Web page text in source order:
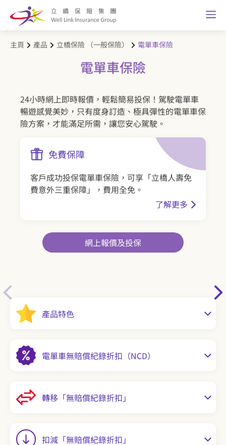
主頁 產品 立橋保險 （一般保險） 電單車保險
電單車保險
24小時網上即時報價，輕鬆簡易投保！駕駛電單車
暢遊感覺美妙，只有度身訂造、極具彈性的電單車保
險方案，才能滿足所需，讓您安心駕駛。
免費保障
客戶成功投保電單車保險，可享「立橋人壽免
費意外三重保障」，費用全免。
了解更多
網上報價及投保
產品特色
電單車無賠償紀錄折扣（NCD）
轉移「無賠償紀錄折扣」
扣減「無賠償紀錄折扣」